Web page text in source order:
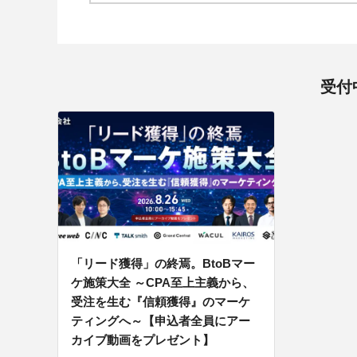
受付
「リード獲得」の終焉。BtoBマー
ケ施策大全 ～CPA至上主義から、
受注を生む『信頼獲得』のマーケ
ティングへ～【申込者全員にアー
カイブ動画をプレゼント】